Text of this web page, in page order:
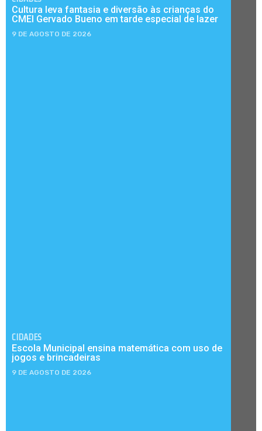
Cultura leva fantasia e diversão às crianças do
CMEI Gervado Bueno em tarde especial de lazer
9 DE AGOSTO DE 2026
CIDADES
Escola Municipal ensina matemática com uso de
jogos e brincadeiras
9 DE AGOSTO DE 2026